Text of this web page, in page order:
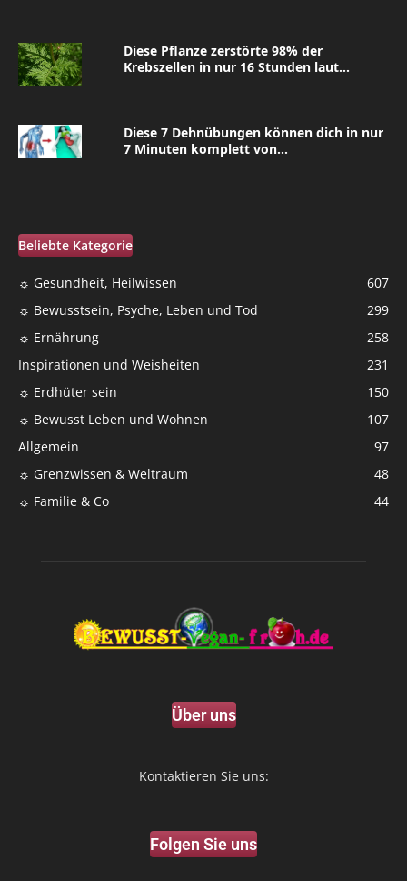
Diese Pflanze zerstörte 98% der
Krebszellen in nur 16 Stunden laut...
Diese 7 Dehnübungen können dich in nur
7 Minuten komplett von...
Beliebte Kategorie
☼ Gesundheit, Heilwissen
607
☼ Bewusstsein, Psyche, Leben und Tod
299
☼ Ernährung
258
Inspirationen und Weisheiten
231
☼ Erdhüter sein
150
☼ Bewusst Leben und Wohnen
107
Allgemein
97
☼ Grenzwissen & Weltraum
48
☼ Familie & Co
44
Über uns
Kontaktieren Sie uns:
Folgen Sie uns